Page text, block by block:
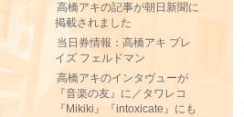
高橋アキの記事が朝日新聞に
掲載されました
当日券情報：高橋アキ プレ
イズ フェルドマン
高橋アキのインタヴューが
『音楽の友』に／タワレコ
『Mikiki』『intoxicate』にも